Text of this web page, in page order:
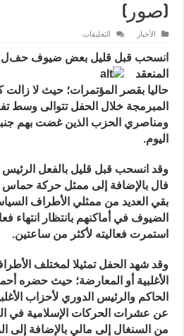
(صور)
الأخبار التعليقات
الضيوف
افتتاح
مؤتمر
“تواصل”
نهايته
انسحب قبل قليل بعض ضيوف حفل
المنعقد
حاليا بقصر المؤتمرات؛ حيث لا
المبرمجة خلال الحفل تتوالى وسط
ومناصري الحزب الذين غضت بهم
اليوم.
وقد انسحب قبل قليل بالفعل
فال بالإضافة إلى ممثل حركة حماس
بقي العديد من ممثلي الأطراف
الضيوف في أماكنهم بانتظار انتهاء
استمرت فعاليته لأكثر من ساعتين.
وقد شهد الحفل تمثيلا لمختلف
الأغلبية أو المعارضة؛ حيث حضره
الحاكم والرئيس الدوري لأحزاب
عن عشرات الحركات الإسلامية في
من السنغال إلى مالي بالإضافة إلى